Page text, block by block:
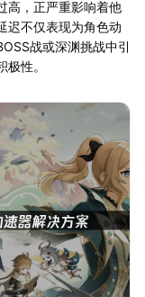
，正严重影响着他
迟不仅表现为角色动
战或深渊挑战中引
性。